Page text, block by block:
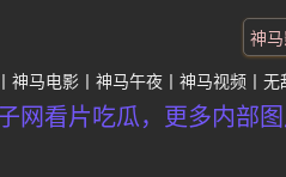
神
神马电影 神马午夜 神马视频 无
网看片吃瓜，更多内部